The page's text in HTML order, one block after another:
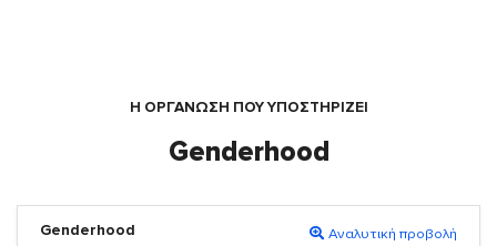
Η ΟΡΓΆΝΩΣΗ ΠΟΥ ΥΠΟΣΤΗΡΙΖΕΙ
Genderhood
Genderhood Αναλυτική προβολή